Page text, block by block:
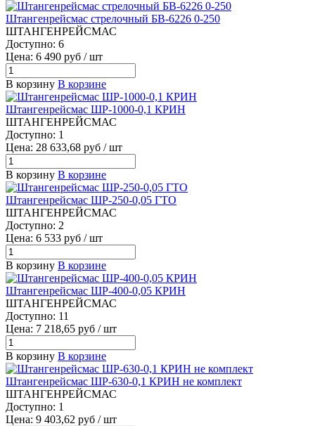
Штангенрейсмас стрелочный БВ-6226 0-250
ШТАНГЕНРЕЙСМАС
Доступно: 6
Цена: 6 490 руб / шт
В корзину В корзине
Штангенрейсмас ШР-1000-0,1 КРИН
ШТАНГЕНРЕЙСМАС
Доступно: 1
Цена: 28 633,68 руб / шт
В корзину В корзине
Штангенрейсмас ШР-250-0,05 ГТО
ШТАНГЕНРЕЙСМАС
Доступно: 2
Цена: 6 533 руб / шт
В корзину В корзине
Штангенрейсмас ШР-400-0,05 КРИН
ШТАНГЕНРЕЙСМАС
Доступно: 11
Цена: 7 218,65 руб / шт
В корзину В корзине
Штангенрейсмас ШР-630-0,1 КРИН не комплект
ШТАНГЕНРЕЙСМАС
Доступно: 1
Цена: 9 403,62 руб / шт